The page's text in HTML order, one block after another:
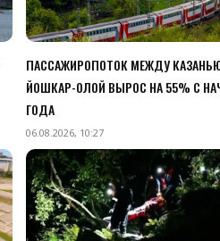
ПАССАЖИРОПОТОК МЕЖДУ
ЙОШКАР-ОЛОЙ ВЫРОС НА 55% С
ГОДА
06.08.2026, 10:27